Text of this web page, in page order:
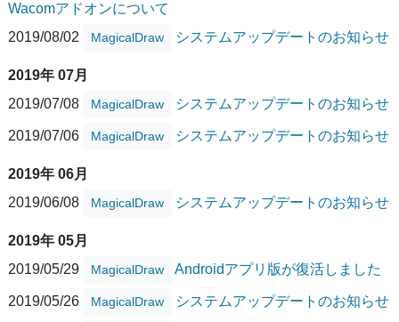
Wacomアドオンについて
2019/08/02
MagicalDraw システムアップデートのお知らせ
2019年 07月
2019/07/08
MagicalDraw システムアップデートのお知らせ
2019/07/06 MagicalDraw システムアップデートのお知らせ
2019年 06月
2019/06/08
MagicalDraw システムアップデートのお知らせ
2019年 05月
2019/05/29
MagicalDraw Androidアプリ版が復活しました
2019/05/26 MagicalDraw システムアップデートのお知らせ